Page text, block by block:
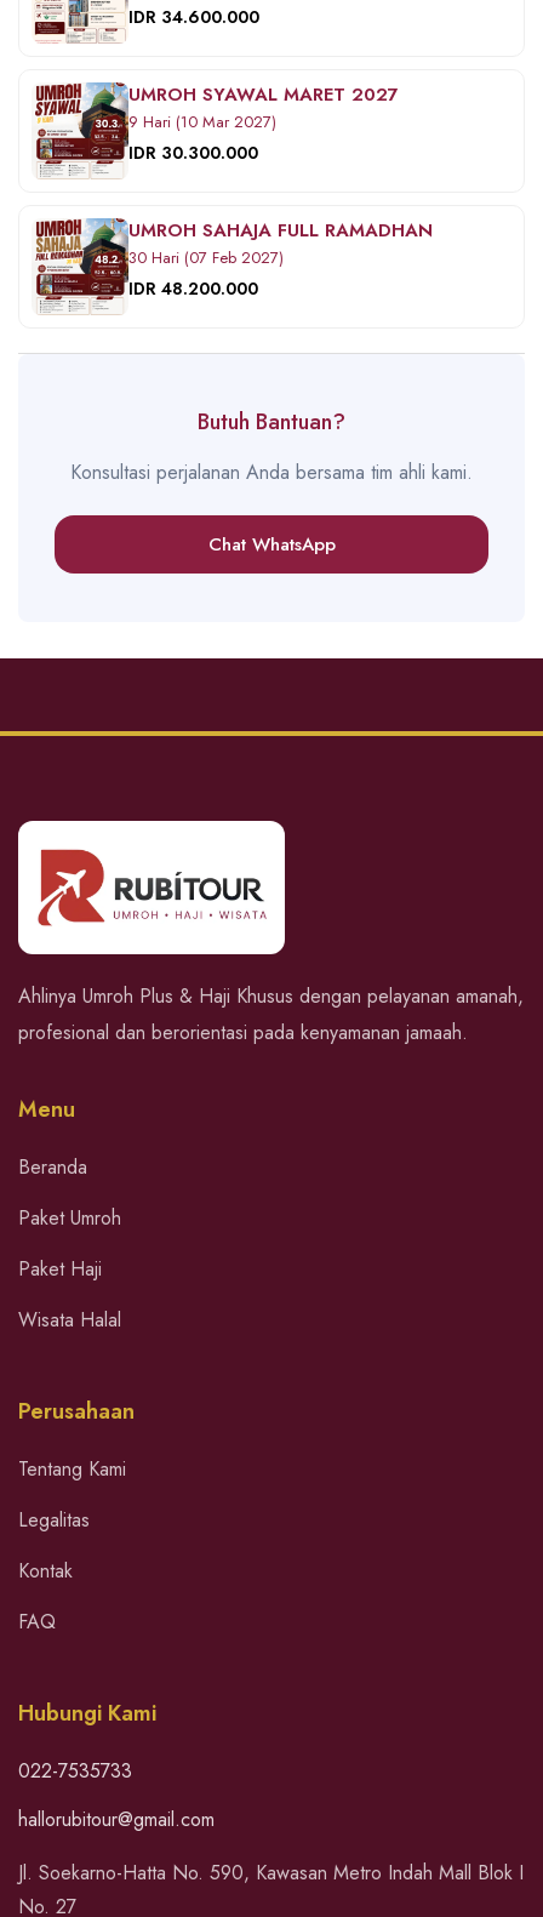
IDR 34.600.000
UMROH SYAWAL MARET 2027
9 Hari (10 Mar 2027)
IDR 30.300.000
UMROH SAHAJA FULL RAMADHAN
30 Hari (07 Feb 2027)
IDR 48.200.000
Butuh Bantuan?
Konsultasi perjalanan Anda bersama tim ahli kami.
Chat WhatsApp
Ahlinya Umroh Plus & Haji Khusus dengan pelayanan amanah,
profesional dan berorientasi pada kenyamanan jamaah.
Menu
Beranda
Paket Umroh
Paket Haji
Wisata Halal
Perusahaan
Tentang Kami
Legalitas
Kontak
FAQ
Hubungi Kami
022-7535733
hallorubitour@gmail.com
Jl. Soekarno-Hatta No. 590, Kawasan Metro Indah Mall Blok I
No. 27